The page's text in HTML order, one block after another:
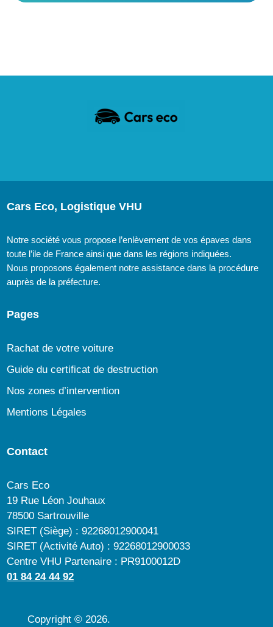
Cars Eco, Logistique VHU
Notre société vous propose l’enlèvement de vos épaves dans
toute l’ile de France ainsi que dans les régions indiquées.
Nous proposons également notre assistance dans la procédure
auprès de la préfecture.
Pages
Rachat de votre voiture
Guide du certificat de destruction
Nos zones d’intervention
Mentions Légales
Contact
Cars Eco
19 Rue Léon Jouhaux
78500 Sartrouville
SIRET (Siège) : 92268012900041
SIRET (Activité Auto) : 92268012900033
Centre VHU Partenaire : PR9100012D
01 84 24 44 92
Copyright © 2026.